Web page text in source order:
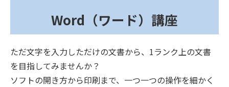
Word（ワード）講座
ただ文字を入力しただけの文書から、1ランク上の文書
を目指してみませんか？
ソフトの開き方から印刷まで、一つ一つの操作を細かく